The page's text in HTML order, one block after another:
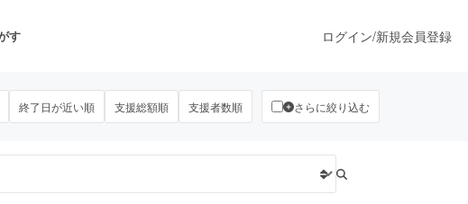
す
ェクトもうすぐ公開されます
ログイン/新規会員登録
終了日が近い順 支援総額順 支援者数順 さらに絞り込む